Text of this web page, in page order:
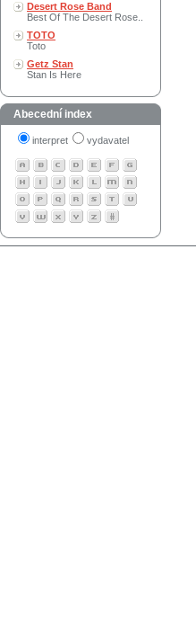
Desert Rose Band
Best Of The Desert Rose..
TOTO
Toto
Getz Stan
Stan Is Here
Abecední index
interpret vydavatel